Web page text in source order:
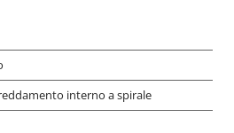
interno a spirale